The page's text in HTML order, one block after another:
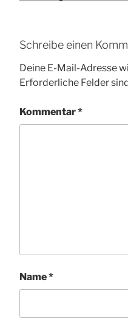
Schreibe einen
Deine E-Mail-Adresse
Erforderliche Felder
Kommentar*
Name*